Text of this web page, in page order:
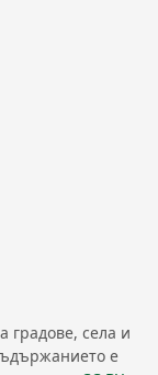
градове, села и
е